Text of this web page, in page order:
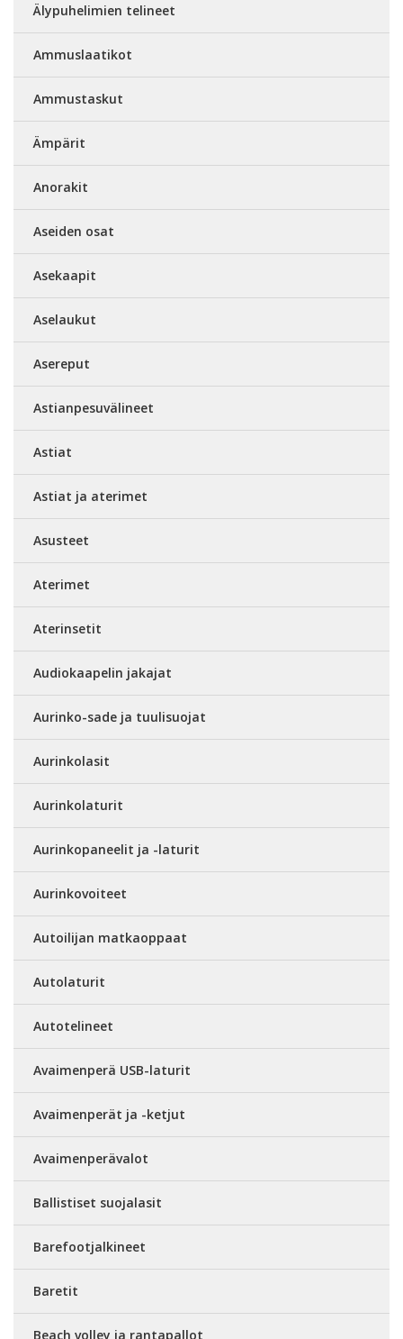
Älypuhelimien telineet
Ammuslaatikot
Ammustaskut
Ämpärit
Anorakit
Aseiden osat
Asekaapit
Aselaukut
Asereput
Astianpesuvälineet
Astiat
Astiat ja aterimet
Asusteet
Aterimet
Aterinsetit
Audiokaapelin jakajat
Aurinko-sade ja tuulisuojat
Aurinkolasit
Aurinkolaturit
Aurinkopaneelit ja -laturit
Aurinkovoiteet
Autoilijan matkaoppaat
Autolaturit
Autotelineet
Avaimenperä USB-laturit
Avaimenperät ja -ketjut
Avaimenperävalot
Ballistiset suojalasit
Barefootjalkineet
Baretit
Beach volley ja rantapallot